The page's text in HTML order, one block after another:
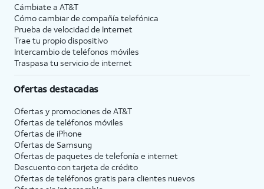
Cámbiate a AT&T
Cómo cambiar de compañía telefónica
Prueba de velocidad de Internet
Trae tu propio dispositivo
Intercambio de teléfonos móviles
Traspasa tu servicio de internet
Ofertas destacadas
Ofertas y promociones de AT&T
Ofertas de teléfonos móviles
Ofertas de iPhone
Ofertas de Samsung
Ofertas de paquetes de telefonía e internet
Descuento con tarjeta de crédito
Ofertas de teléfonos gratis para clientes nuevos